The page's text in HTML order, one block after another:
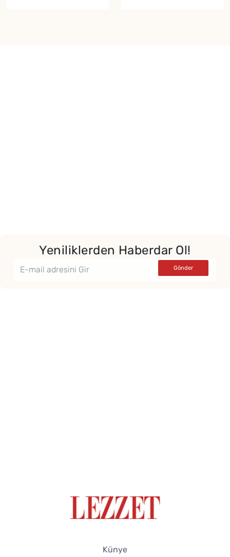
Yeniliklerden Haberdar Ol!
Künye